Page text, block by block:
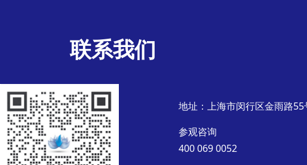
联系我们
地址：上海市闵行区金雨路
参观咨询
400 069 0052